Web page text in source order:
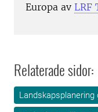
Europa av LRF
Relaterade sidor:
Landskapsplanering